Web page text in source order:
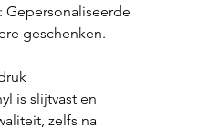
geschenken.
is slijtvast en
zelfs na